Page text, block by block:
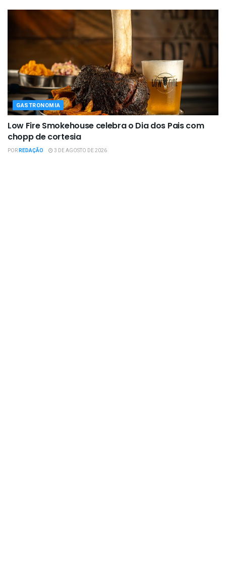
GASTRONOMIA
Low Fire Smokehouse celebra o Dia dos Pais com
chopp de cortesia
PORREDAÇÃO 3 DE AGOSTO DE 2026